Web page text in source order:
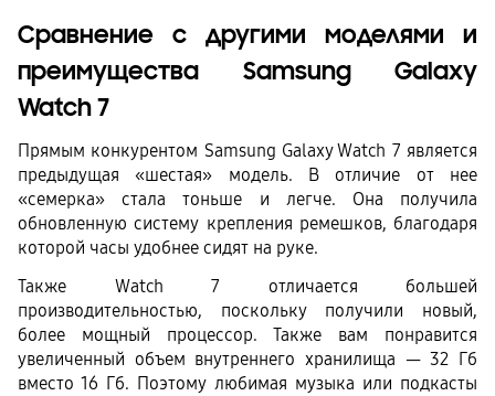
Сравнение с другими моделями и
преимущества Samsung Galaxy
Watch 7
Прямым конкурентом Samsung Galaxy Watch 7 является
предыдущая «шестая» модель. В отличие от нее
«семерка» стала тоньше и легче. Она получила
обновленную систему крепления ремешков, благодаря
которой часы удобнее сидят на руке.
Также Watch 7 отличается большей
производительностью, поскольку получили новый,
более мощный процессор. Также вам понравится
увеличенный объем внутреннего хранилища — 32 Гб
вместо 16 Гб. Поэтому любимая музыка или подкасты